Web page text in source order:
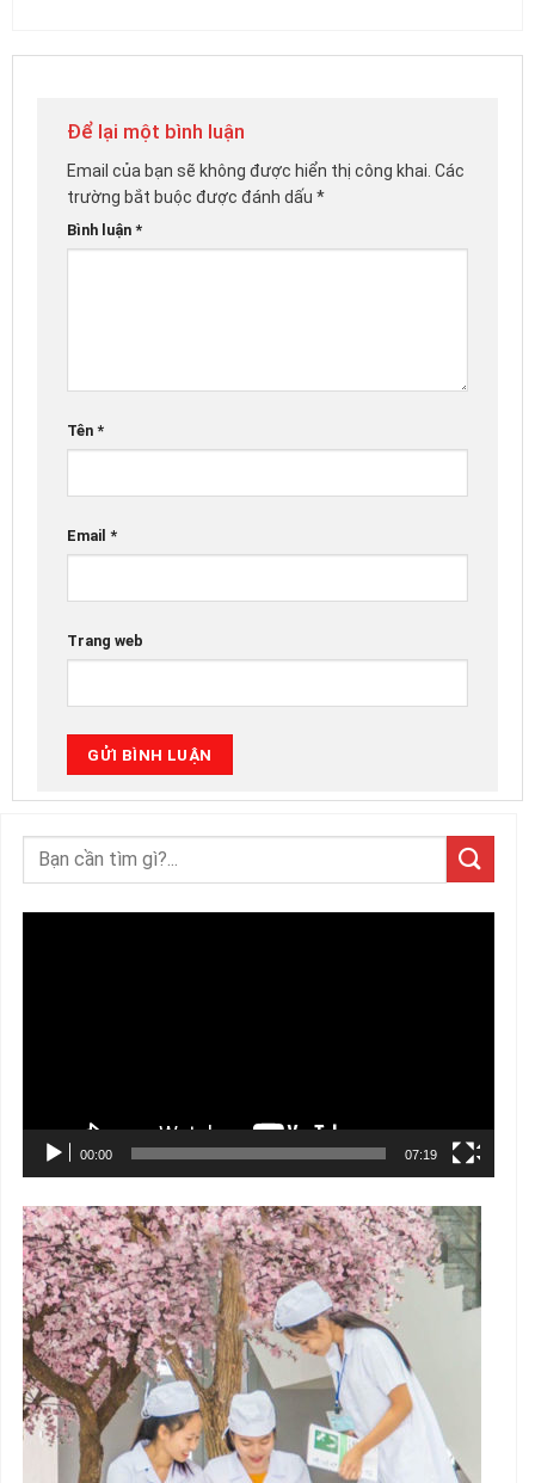
Để lại một bình luận
Email của bạn sẽ không được hiển thị công khai. Các
trường bắt buộc được đánh dấu *
Bình luận *
Tên *
Email *
Trang web
00:00 07:19